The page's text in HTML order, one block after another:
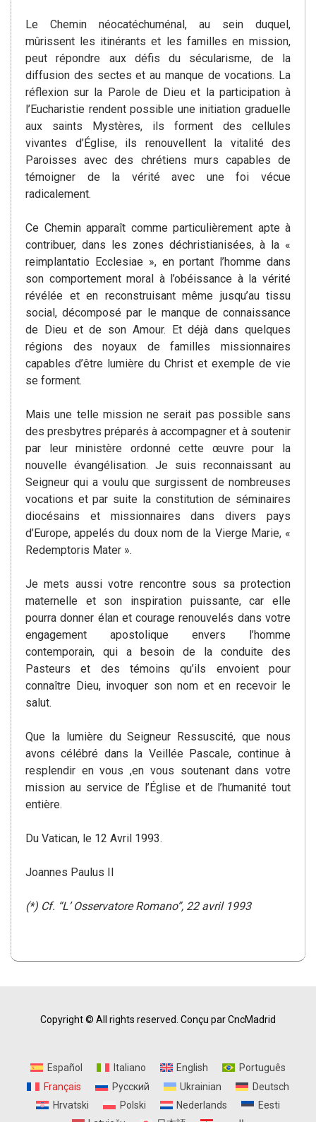
Le Chemin néocatéchuménal, au sein duquel,
mûrissent les itinérants et les familles en mission,
peut répondre aux défis du sécularisme, de la
diffusion des sectes et au manque de vocations. La
réflexion sur la Parole de Dieu et la participation à
l’Eucharistie rendent possible une initiation graduelle
aux saints Mystères, ils forment des cellules
vivantes d’Église, ils renouvellent la vitalité des
Paroisses avec des chrétiens murs capables de
témoigner de la vérité avec une foi vécue
radicalement.
Ce Chemin apparaît comme particulièrement apte à
contribuer, dans les zones déchristianisées, à la «
reimplantatio Ecclesiae », en portant l’homme dans
son comportement moral à l’obéissance à la vérité
révélée et en reconstruisant même jusqu’au tissu
social, décomposé par le manque de connaissance
de Dieu et de son Amour. Et déjà dans quelques
régions des noyaux de familles missionnaires
capables d’être lumière du Christ et exemple de vie
se forment.
Mais une telle mission ne serait pas possible sans
des presbytres préparés à accompagner et à soutenir
par leur ministère ordonné cette œuvre pour la
nouvelle évangélisation. Je suis reconnaissant au
Seigneur qui a voulu que surgissent de nombreuses
vocations et par suite la constitution de séminaires
diocésains et missionnaires dans divers pays
d’Europe, appelés du doux nom de la Vierge Marie, «
Redemptoris Mater ».
Je mets aussi votre rencontre sous sa protection
maternelle et son inspiration puissante, car elle
pourra donner élan et courage renouvelés dans votre
engagement apostolique envers l’homme
contemporain, qui a besoin de la conduite des
Pasteurs et des témoins qu’ils envoient pour
connaître Dieu, invoquer son nom et en recevoir le
salut.
Que la lumière du Seigneur Ressuscité, que nous
avons célébré dans la Veillée Pascale, continue à
resplendir en vous ,en vous soutenant dans votre
mission au service de l’Église et de l’humanité tout
entière.
Du Vatican, le 12 Avril 1993.
Joannes Paulus II
(*) Cf. “L’ Osservatore Romano”, 22 avril 1993
Copyright © All rights reserved. Conçu par CncMadrid
Español Italiano English
Português
Français
Русский Ukrainian
Deutsch
Hrvatski
Polski Nederlands
Eesti